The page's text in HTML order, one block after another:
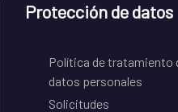
Protección de datos
Política de tratamiento
datos personales
Solicitudes